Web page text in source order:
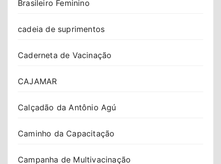
Brasileiro Feminino
cadeia de suprimentos
Caderneta de Vacinação
CAJAMAR
Calçadão da Antônio Agú
Caminho da Capacitação
Campanha de Multivacinação